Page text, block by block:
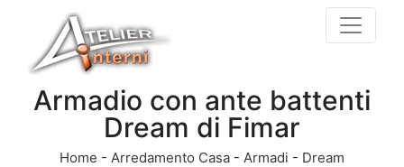
Armadio con ante battenti
Dream di Fimar
Home - Arredamento Casa - Armadi - Dream